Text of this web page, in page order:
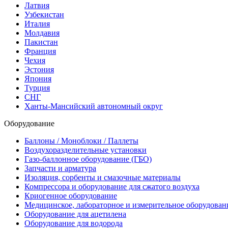
Латвия
Узбекистан
Италия
Молдавия
Пакистан
Франция
Чехия
Эстония
Япония
Турция
СНГ
Ханты-Мансийский автономный округ
Оборудование
Баллоны / Моноблоки / Паллеты
Воздухоразделительные установки
Газо-баллонное оборудование (ГБО)
Запчасти и арматура
Изоляция, сорбенты и смазочные материалы
Компрессора и оборудование для сжатого воздуха
Криогенное оборудование
Медицинское, лабораторное и измерительное
Оборудование для ацетилена
Оборудование для водорода